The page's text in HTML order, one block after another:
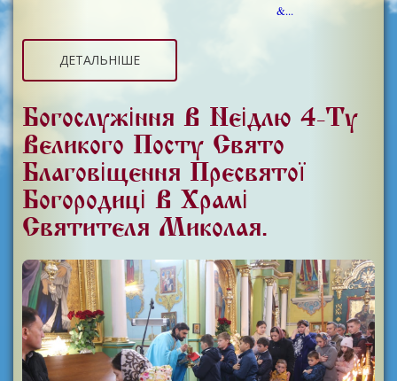
&...
ДЕТАЛЬНІШЕ
Богослужіння В Неідлю 4-Ту
Великого Посту Свято
Благовіщення Пресвятої
Богородиці В Храмі
Святителя Миколая.